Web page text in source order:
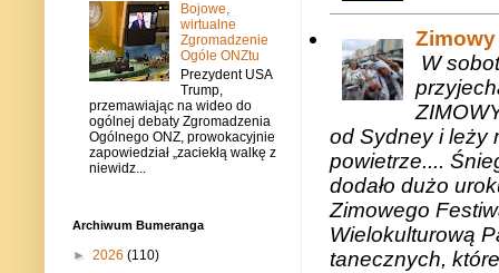
W
od Sydney i leży
powietrze....
dodało dużo
Zimowego
Wielokulturową
tanecznych,
Bojowe,
wirtualne
Zgromadzenie
Ogóle ONZtu
Prezydent USA
Trump,
przemawiając na wideo do
ogólnej debaty Zgromadzenia
Ogólnego ONZ, prowokacyjnie
zapowiedział „zaciekłą walkę z
niewidz...
Archiwum Bumeranga
► 2026 (110)